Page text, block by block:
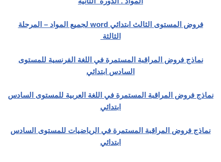
فروض المستوى الثالث ابتدائي word لجميع المواد – المرحلة
الثالثة
نماذج فروض المراقبة المستمرة في اللغة الفرنسية للمستوى
السادس ابتدائي
نماذج فروض المراقبة المستمرة في اللغة العربية للمستوى السادس
ابتدائي
نماذج فروض المراقبة المستمرة في الرياضيات للمستوى السادس
ابتدائي